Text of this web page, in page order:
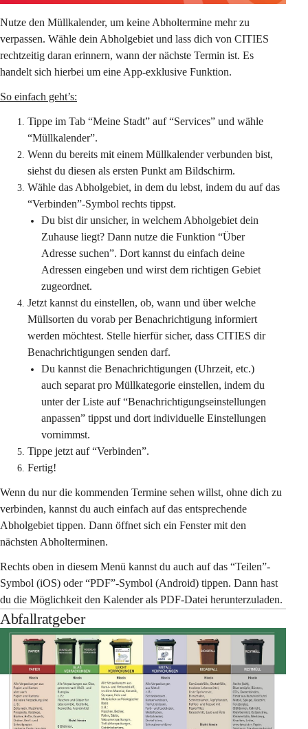
Nutze den Müllkalender, um keine Abholtermine mehr zu
verpassen. Wähle dein Abholgebiet und lass dich von CITIES
rechtzeitig daran erinnern, wann der nächste Termin ist. Es
handelt sich hierbei um eine App-exklusive Funktion.
So einfach geht’s:
Tippe im Tab “Meine Stadt” auf “Services” und wähle
“Müllkalender”.
Wenn du bereits mit einem Müllkalender verbunden bist,
siehst du diesen als ersten Punkt am Bildschirm.
Wähle das Abholgebiet, in dem du lebst, indem du auf das
“Verbinden”-Symbol rechts tippst.
Du bist dir unsicher, in welchem Abholgebiet dein
Zuhause liegt? Dann nutze die Funktion “Über
Adresse suchen”. Dort kannst du einfach deine
Adressen eingeben und wirst dem richtigen Gebiet
zugeordnet.
Jetzt kannst du einstellen, ob, wann und über welche
Müllsorten du vorab per Benachrichtigung informiert
werden möchtest. Stelle hierfür sicher, dass CITIES dir
Benachrichtigungen senden darf.
Du kannst die Benachrichtigungen (Uhrzeit, etc.)
auch separat pro Müllkategorie einstellen, indem du
unter der Liste auf “Benachrichtigungseinstellungen
anpassen” tippst und dort individuelle Einstellungen
vornimmst.
Tippe jetzt auf “Verbinden”.
Fertig!
Wenn du nur die kommenden Termine sehen willst, ohne dich zu
verbinden, kannst du auch einfach auf das entsprechende
Abholgebiet tippen. Dann öffnet sich ein Fenster mit den
nächsten Abholterminen.
Rechts oben in diesem Menü kannst du auch auf das “Teilen”-
Symbol (iOS) oder “PDF”-Symbol (Android) tippen. Dann hast
du die Möglichkeit den Kalender als PDF-Datei herunterzuladen.
Abfallratgeber